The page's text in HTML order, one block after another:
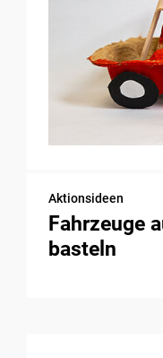
Aktionsideen
Fahrzeuge
basteln